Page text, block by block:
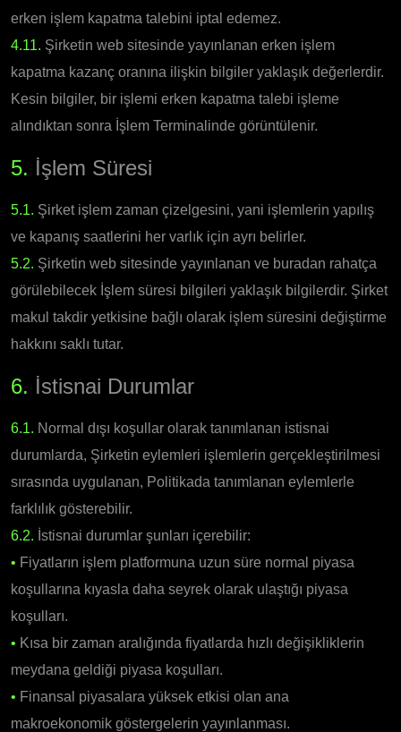
erken işlem kapatma talebini iptal edemez.
4.11. Şirketin web sitesinde yayınlanan erken işlem
kapatma kazanç oranına ilişkin bilgiler yaklaşık değerlerdir.
Kesin bilgiler, bir işlemi erken kapatma talebi işleme
alındıktan sonra İşlem Terminalinde görüntülenir.
5. İşlem Süresi
5.1. Şirket işlem zaman çizelgesini, yani işlemlerin yapılış
ve kapanış saatlerini her varlık için ayrı belirler.
5.2. Şirketin web sitesinde yayınlanan ve buradan rahatça
görülebilecek İşlem süresi bilgileri yaklaşık bilgilerdir. Şirket
makul takdir yetkisine bağlı olarak işlem süresini değiştirme
hakkını saklı tutar.
6. İstisnai Durumlar
6.1. Normal dışı koşullar olarak tanımlanan istisnai
durumlarda, Şirketin eylemleri işlemlerin gerçekleştirilmesi
sırasında uygulanan, Politikada tanımlanan eylemlerle
farklılık gösterebilir.
6.2. İstisnai durumlar şunları içerebilir:
• Fiyatların işlem platformuna uzun süre normal piyasa
koşullarına kıyasla daha seyrek olarak ulaştığı piyasa
koşulları.
• Kısa bir zaman aralığında fiyatlarda hızlı değişikliklerin
meydana geldiği piyasa koşulları.
• Finansal piyasalara yüksek etkisi olan ana
makroekonomik göstergelerin yayınlanması.